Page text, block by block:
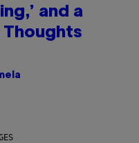
and a
Thoughts